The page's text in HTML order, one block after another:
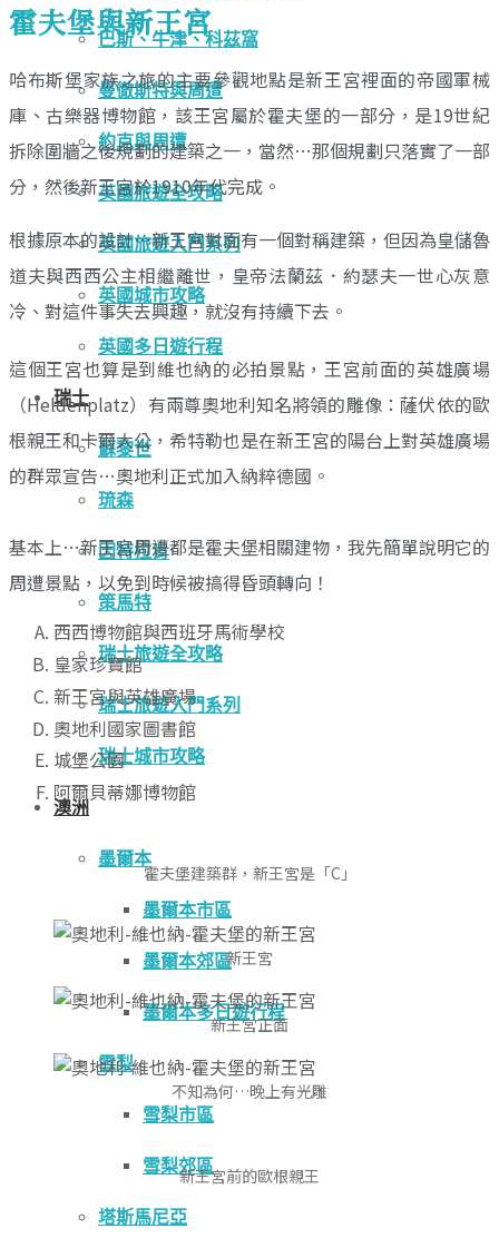
巴斯、牛津、科茲窩
曼徹斯特與周遭
約克與周遭
英國旅遊全攻略
英國旅遊入門系列
英國城市攻略
英國多日遊行程
瑞士
蘇黎世
琉森
因特拉肯
策馬特
瑞士旅遊全攻略
瑞士旅遊入門系列
瑞士城市攻略
澳洲
墨爾本
墨爾本市區
墨爾本郊區
墨爾本多日遊行程
雪梨
雪梨市區
雪梨郊區
塔斯馬尼亞
霍夫堡與新王宮
哈布斯堡家族之旅的主要參觀地點是新王宮裡面的帝國軍械
庫、古樂器博物館，該王宮屬於霍夫堡的一部分，是19世紀
拆除圍牆之後規劃的建築之一，當然…那個規劃只落實了一部
分，然後新王宮於1910年代完成。
根據原本的設計…新王宮對面有一個對稱建築，但因為皇儲魯
道夫與西西公主相繼離世，皇帝法蘭茲．約瑟夫一世心灰意
冷、對這件事失去興趣，就沒有持續下去。
這個王宮也算是到維也納的必拍景點，王宮前面的英雄廣場
（Heldenplatz）有兩尊奧地利知名將領的雕像：薩伏依的歐
根親王和卡爾大公，希特勒也是在新王宮的陽台上對英雄廣場
的群眾宣告…奧地利正式加入納粹德國。
基本上…新王宮周遭都是霍夫堡相關建物，我先簡單說明它的
周遭景點，以免到時候被搞得昏頭轉向！
西西博物館與西班牙馬術學校
皇家珍寶館
新王宮與英雄廣場
奧地利國家圖書館
城堡公園
阿爾貝蒂娜博物館
霍夫堡建築群，新王宮是「C」
新王宮
新王宮正面
不知為何…晚上有光雕
新王宮前的歐根親王